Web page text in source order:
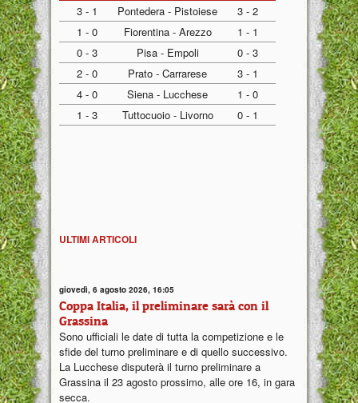
3 - 1
Pontedera - Pistoiese
3 - 2
1 - 0
Fiorentina - Arezzo
1 - 1
0 - 3
Pisa - Empoli
0 - 3
2 - 0
Prato - Carrarese
3 - 1
4 - 0
Siena - Lucchese
1 - 0
1 - 3
Tuttocuoio - Livorno 0 - 1
ULTIMI ARTICOLI
giovedì, 6 agosto 2026, 16:05
Coppa Italia, il preliminare sarà con il
Grassina
Sono ufficiali le date di tutta la competizione e le
sfide del turno preliminare e di quello successivo.
La Lucchese disputerà il turno preliminare a
Grassina il 23 agosto prossimo, alle ore 16, in gara
secca.